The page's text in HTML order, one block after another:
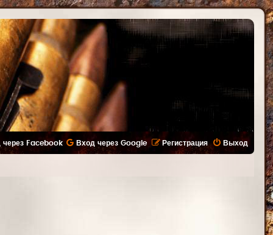
Выход
Регистрация
через Facebook Вход через Google